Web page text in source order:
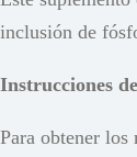
inclusión de
Instrucciones
Para obtener